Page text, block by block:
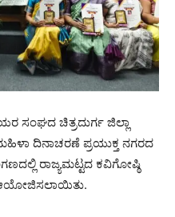
ಸಂಘದ ಚಿತ್ರದುರ್ಗ ಜಿಲ್ಲಾ
ದಿನಾಚರಣೆ ಪ್ರಯುಕ್ತ ನಗರದ
ರಾಜ್ಯಮಟ್ಟದ ಕವಿಗೋಷ್ಠಿ
ಆಯೋಜಿಸಲಾಯಿತು.